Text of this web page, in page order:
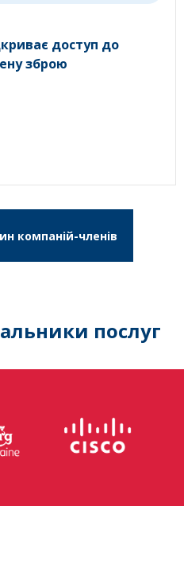
доступ до
зброю
компаній-членів
послуг